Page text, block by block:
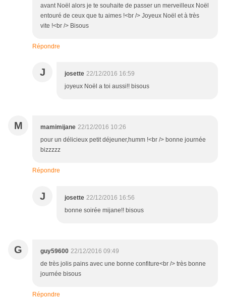
avant Noël alors je te souhaite de passer un merveilleux Noël
entouré de ceux que tu aimes !<br /> Joyeux Noël et à très
vite !<br /> Bisous
Répondre
J josette 22/12/2016 16:59
joyeux Noël a toi aussi!! bisous
M mamimijane 22/12/2016 10:26
pour un délicieux petit déjeuner,humm !<br /> bonne journée
bizzzzz
Répondre
J josette 22/12/2016 16:56
bonne soirée mijane!! bisous
G guy59600 22/12/2016 09:49
de très jolis pains avec une bonne confiture<br /> très bonne
journée bisous
Répondre